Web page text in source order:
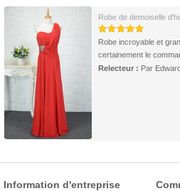
Robe de demoiselle
Robe incroyable et
certainement le
Relecteur : Par
Information d'entreprise